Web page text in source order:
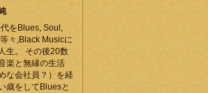
をBlues, Soul,
々,Black Musicに
生。 その後20数
楽と無縁の生活
な会社員？）を経
歳をしてBluesと